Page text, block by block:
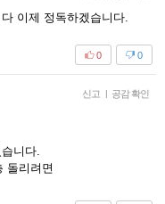
이제 정독하겠습니다.
0
0
신고 | 공감 확인
니다.
돌리려면